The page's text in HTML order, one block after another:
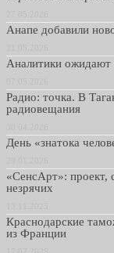
Анапе добавили
Аналитики ожидают
Радио: точка. В
радиовещания
День «знатока
«СенсАрт»:
незрячих
Краснодарские
из Франции